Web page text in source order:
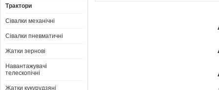
Трактори
Сівалки механічні
Сівалки пневматичні
Жатки зернові
Навантажувачі
телескопічні
Жатки кукурудзяні